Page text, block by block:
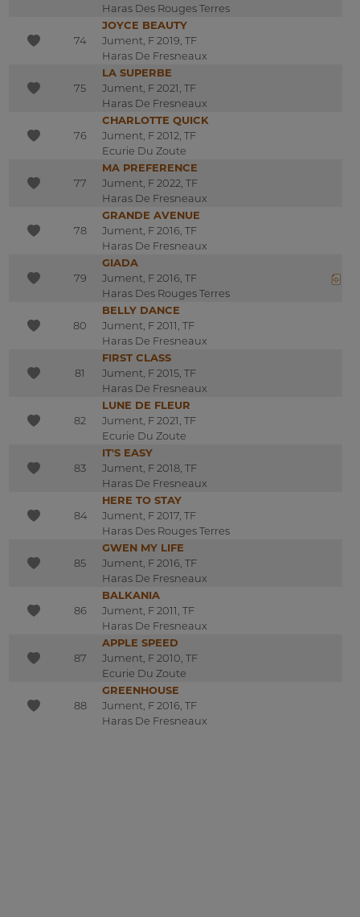
Haras Des Rouges Terres
74
JOYCE BEAUTY
Jument, F 2019, TF
Haras De Fresneaux
75
LA SUPERBE
Jument, F 2021, TF
Haras De Fresneaux
76
CHARLOTTE QUICK
Jument, F 2012, TF
Ecurie Du Zoute
77
MA PREFERENCE
Jument, F 2022, TF
Haras De Fresneaux
78
GRANDE AVENUE
Jument, F 2016, TF
Haras De Fresneaux
79
GIADA
Jument, F 2016, TF
Haras Des Rouges Terres
80
BELLY DANCE
Jument, F 2011, TF
Haras De Fresneaux
81
FIRST CLASS
Jument, F 2015, TF
Haras De Fresneaux
82
LUNE DE FLEUR
Jument, F 2021, TF
Ecurie Du Zoute
83
IT'S EASY
Jument, F 2018, TF
Haras De Fresneaux
84
HERE TO STAY
Jument, F 2017, TF
Haras Des Rouges Terres
85
GWEN MY LIFE
Jument, F 2016, TF
Haras De Fresneaux
86
BALKANIA
Jument, F 2011, TF
Haras De Fresneaux
87
APPLE SPEED
Jument, F 2010, TF
Ecurie Du Zoute
88
GREENHOUSE
Jument, F 2016, TF
Haras De Fresneaux